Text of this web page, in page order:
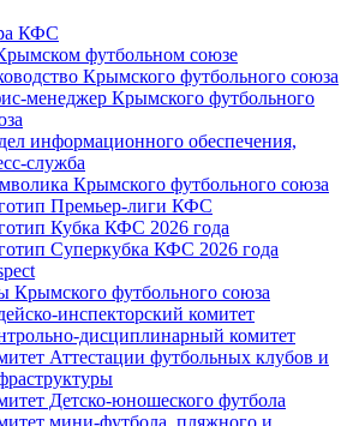
КФС
футбольном союзе
Крымского футбольного союза
менеджер Крымского футбольного
информационного обеспечения,
служба
Крымского футбольного союза
Премьер-лиги КФС
Кубка КФС 2026 года
Суперкубка КФС 2026 года
Крымского футбольного союза
инспекторский комитет
дисциплинарный комитет
Аттестации футбольных клубов и
Детско-юношеского футбола
мини-футбола, пляжного и